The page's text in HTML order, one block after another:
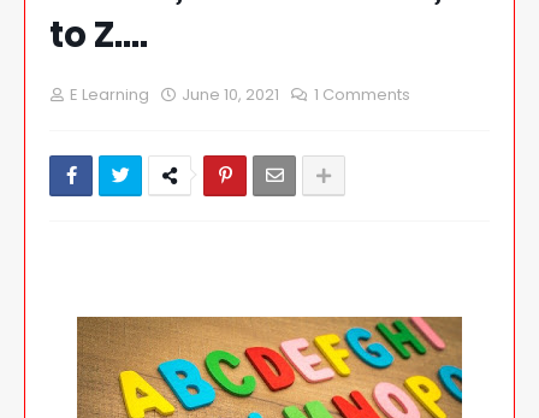
to Z....
E Learning June 10, 2021 1 Comments